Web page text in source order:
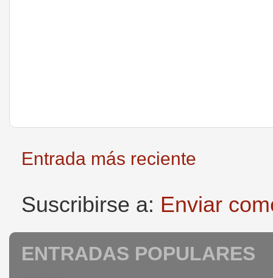
Entrada más reciente
Suscribirse a: Enviar
ENTRADAS POPULARES